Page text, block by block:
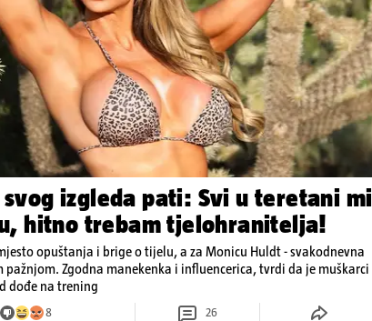
svog izgleda pati: Svi u teretani mi
hitno trebam tjelohranitelja!
opuštanja i brige o tijelu, a za Monicu Huldt - svakodnevna
pažnjom. Zgodna manekenka i influencerica, tvrdi da je muškarci
dođe na trening
8 26